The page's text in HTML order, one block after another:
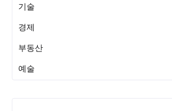
기술
경제
부동산
예술